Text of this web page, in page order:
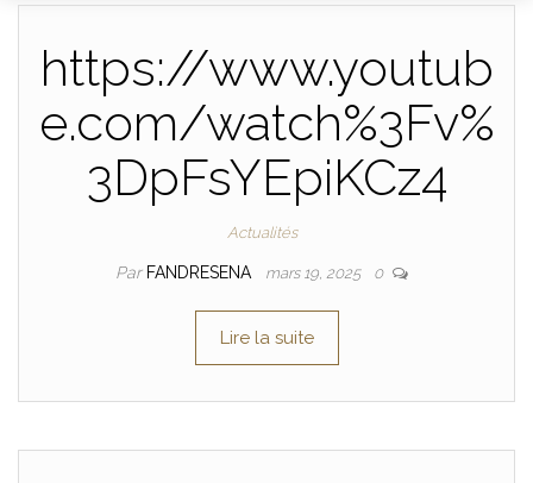
https://www.youtub
e.com/watch%3Fv%
3DpFsYEpiKCz4
Actualités
Par FANDRESENA mars 19, 2025 0
Lire la suite